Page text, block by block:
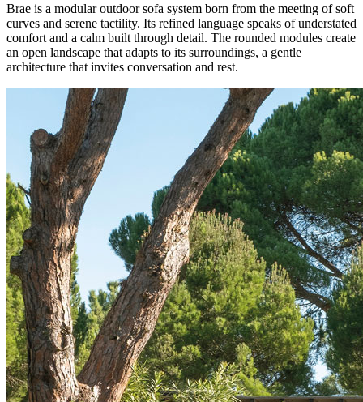
Brae is a modular outdoor sofa system born from the meeting of soft
curves and serene tactility. Its refined language speaks of understated
comfort and a calm built through detail. The rounded modules create
an open landscape that adapts to its surroundings, a gentle
architecture that invites conversation and rest.